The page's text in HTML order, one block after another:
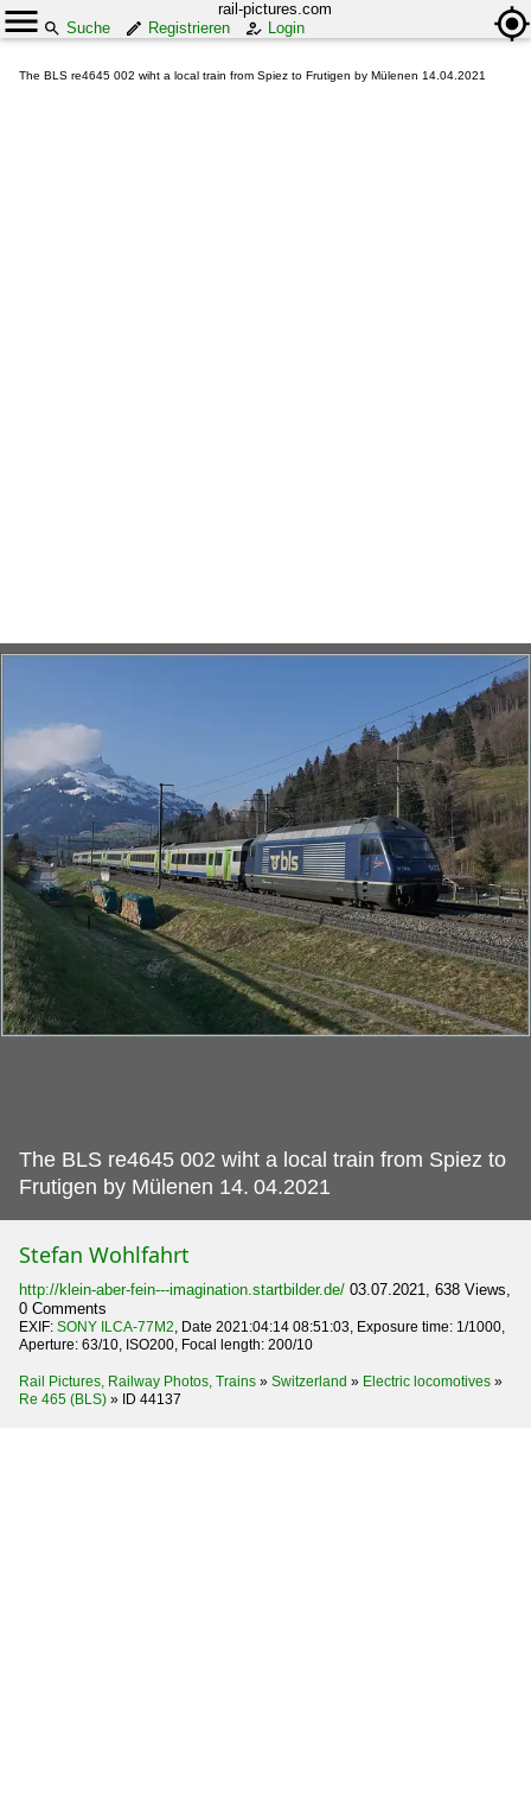
rail-pictures.com
Suche
Registrieren Login
The BLS re4645 002 wiht a local train from Spiez to Frutigen by Mülenen 14.04.2021
The BLS re4645 002 wiht a local train from Spiez to
Frutigen by Mülenen 14. 04.2021
Stefan Wohlfahrt
http://klein-aber-fein---imagination.startbilder.de/ 03.07.2021, 638 Views,
0 Comments
EXIF: SONY ILCA-77M2, Date 2021:04:14 08:51:03, Exposure time: 1/1000,
Aperture: 63/10, ISO200, Focal length: 200/10
Rail Pictures, Railway Photos, Trains » Switzerland » Electric locomotives »
Re 465 (BLS) » ID 44137